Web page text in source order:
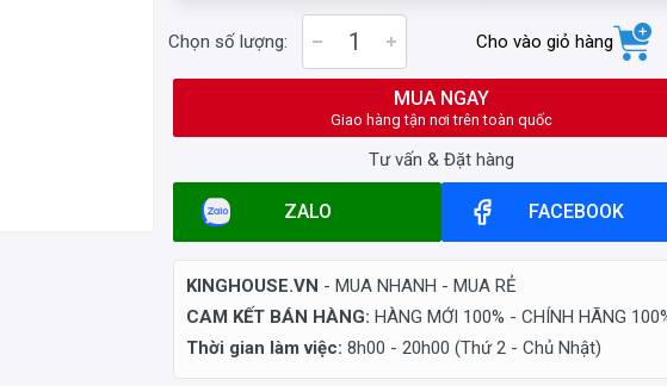
Chọn số lượng: Cho vào giỏ hàng
MUA NGAY
Giao hàng tận nơi trên toàn quốc
Tư vấn & Đặt hàng
ZALO FACEBOOK
KINGHOUSE.VN - MUA NHANH - MUA RẺ
CAM KẾT BÁN HÀNG: HÀNG MỚI 100% - CHÍNH HÃNG
Thời gian làm việc: 8h00 - 20h00 (Thứ 2 - Chủ Nhật)